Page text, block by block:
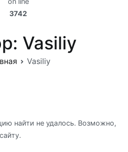
3742
Vasiliy
Vasiliy
найти не удалось. Возможно,